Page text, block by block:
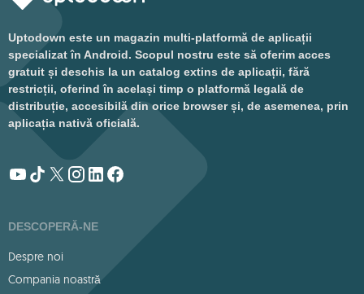
Uptodown este un magazin multi-platformă de aplicații
specializat în Android. Scopul nostru este să oferim acces
gratuit și deschis la un catalog extins de aplicații, fără
restricții, oferind în același timp o platformă legală de
distribuție, accesibilă din orice browser și, de asemenea, prin
aplicația nativă oficială.
DESCOPERĂ-NE
Despre noi
Compania noastră